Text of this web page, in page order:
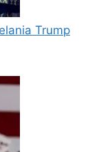
Trump